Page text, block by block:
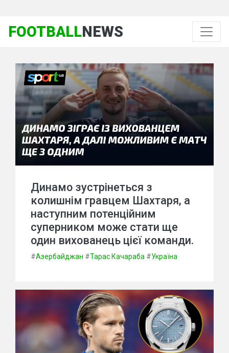
FOOTBALLNEWS
Динамо зустрінеться з
колишнім гравцем Шахтаря, а
наступним потенційним
суперником може стати ще
один вихованець цієї команди.
#Азербайджан #Тарас Качараба #Україна